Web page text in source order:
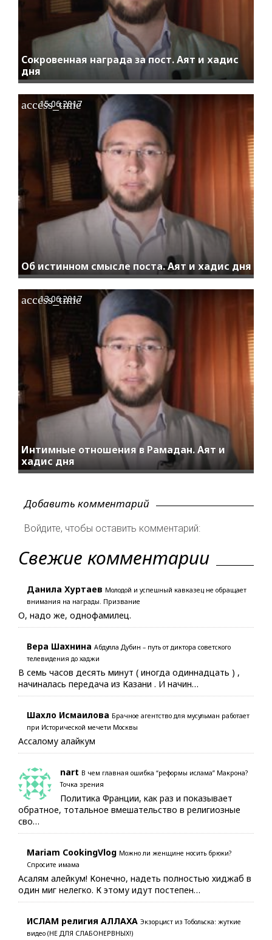
Сокровенная награда за пост. Аят и хадис
дня
Об истинном смысле поста. Аят и хадис дня
access_time
15.06.2017
Интимные отношения в Рамадан. Аят и
хадис дня
access_time
13.06.2017
Добавить комментарий
Войдите, чтобы оставить комментарий:
Свежие комментарии
Данила Хуртаев Молодой и успешный кавказец не обращает
внимания на награды. Призвание
О, надо же, однофамилец.
Вера Шахнина Абдулла Дубин – путь от диктора советского
телевидения до хаджи
В семь часов десять минут ( иногда одиннадцать ) ,
начиналась передача из Казани . И начин…
Шахло Исмаилова Брачное агентство для мусульман работает
при Исторической мечети Москвы
Ассалому алайкум
nart В чем главная ошибка “реформы ислама” Макрона?
Точка зрения
Политика Франции, как раз и показывает
обратное, тотальное вмешательство в религиозные
сво…
Mariam CookingVlog Можно ли женщине носить брюки?
Спросите имама
Асалям алейкум! Конечно, надеть полностью хиджаб в
один миг нелегко. К этому идут постепен…
ИСЛАМ религия АЛЛАХА Экзорцист из Тобольска: жуткие
видео (НЕ ДЛЯ СЛАБОНЕРВНЫХ!)